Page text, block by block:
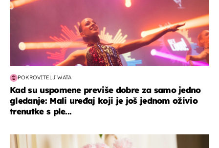
POKROVITELJ WATA
Kad su uspomene previše dobre za samo jedno
gledanje: Mali uređaj koji je još jednom oživio
trenutke s ple...
moda & ljepota